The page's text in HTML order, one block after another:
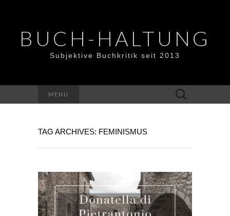
BUCH-HALTUNG
Subjektive Buchkritik seit 2013
MENU
Suchen
nach:
TAG ARCHIVES: FEMINISMUS